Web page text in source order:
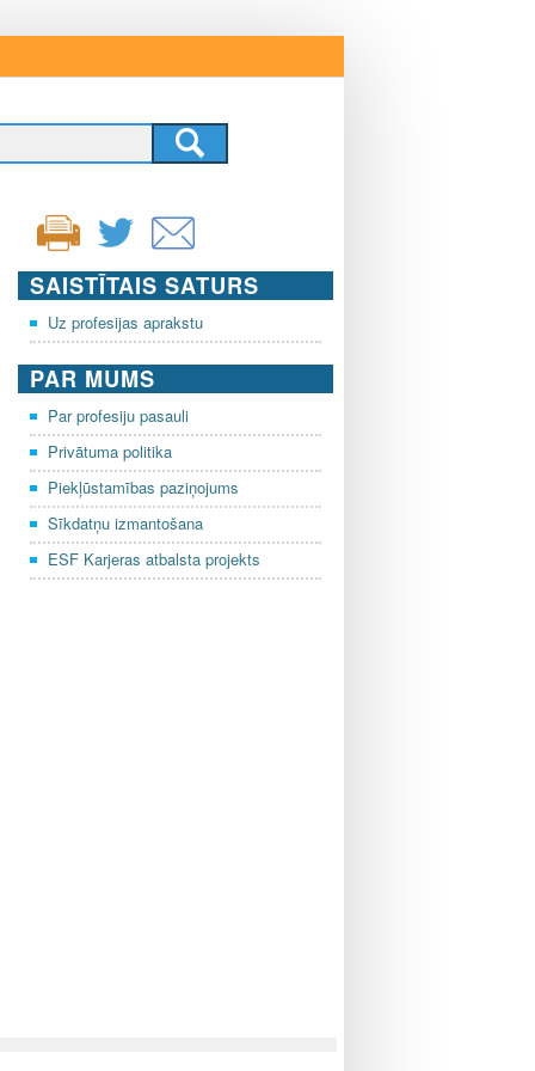
SAISTĪTAIS SATURS
Uz profesijas aprakstu
PAR MUMS
Par profesiju pasauli
Privātuma politika
Piekļūstamības paziņojums
Sīkdatņu izmantošana
ESF Karjeras atbalsta projekts